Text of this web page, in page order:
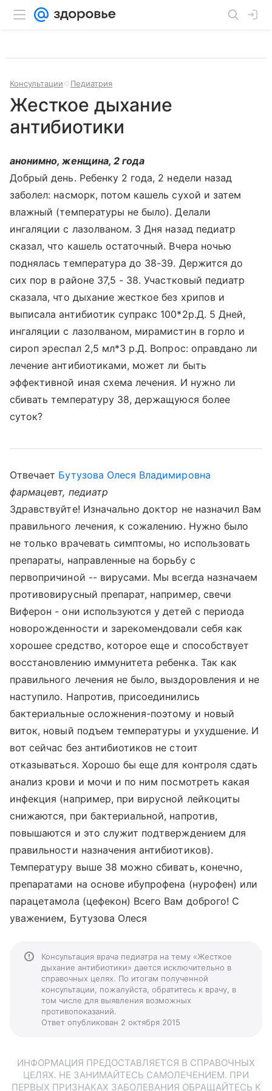
Консультации Педиатрия
Жесткое дыхание
антибиотики
анонимно, женщина, 2 года
Добрый день. Ребенку 2 года, 2 недели назад
заболел: насморк, потом кашель сухой и затем
влажный (температуры не было). Делали
ингаляции с лазолваном. 3 Дня назад педиатр
сказал, что кашель остаточный. Вчера ночью
поднялась температура до 38-39. Держится до
сих пор в районе 37,5 - 38. Участковый педиатр
сказала, что дыхание жесткое без хрипов и
выписала антибиотик супракс 100*2р.Д. 5 Дней,
ингаляции с лазолваном, мирамистин в горло и
сироп эреспал 2,5 мл*3 р.Д. Вопрос: оправдано ли
лечение антибиотиками, может ли быть
эффективной иная схема лечения. И нужно ли
сбивать температуру 38, держащуюся более
суток?
Отвечает Бутузова Олеся Владимировна
фармацевт, педиатр
Здравствуйте! Изначально доктор не назначил Вам
правильного лечения, к сожалению. Нужно было
не только врачевать симптомы, но использовать
препараты, направленные на борьбу с
первопричиной -- вирусами. Мы всегда назначаем
противовирусный препарат, например, свечи
Виферон - они используются у детей с периода
новорожденности и зарекомендовали себя как
хорошее средство, которое еще и способствует
восстановлению иммунитета ребенка. Так как
правильного лечения не было, выздоровления и не
наступило. Напротив, присоединились
бактериальные осложнения-поэтому и новый
виток, новый подъем температуры и ухудшение. И
вот сейчас без антибиотиков не стоит
отказываться. Хорошо бы еще для контроля сдать
анализ крови и мочи и по ним посмотреть какая
инфекция (например, при вирусной лейкоциты
снижаются, при бактериальной, напротив,
повышаются и это служит подтверждением для
правильности назначения антибиотиков).
Температуру выше 38 можно сбивать, конечно,
препаратами на основе ибупрофена (нурофен) или
парацетамола (цефекон) Всего Вам доброго! С
уважением, Бутузова Олеся
Консультация врача педиатра на тему «Жесткое
дыхание антибиотики» дается исключительно в
справочных целях. По итогам полученной
консультации, пожалуйста, обратитесь к врачу, в
том числе для выявления возможных
противопоказаний.
Ответ опубликован 2 октября 2015
ИНФОРМАЦИЯ ПРЕДОСТАВЛЯЕТСЯ В СПРАВОЧНЫХ
ЦЕЛЯХ. НЕ ЗАНИМАЙТЕСЬ САМОЛЕЧЕНИЕМ. ПРИ
ПЕРВЫХ ПРИЗНАКАХ ЗАБОЛЕВАНИЯ ОБРАЩАЙТЕСЬ К